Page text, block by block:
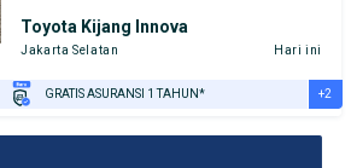
Toyota Kijang Innova
Jakarta Selatan Hari ini
GRATIS ASURANSI 1 TAHUN* +2